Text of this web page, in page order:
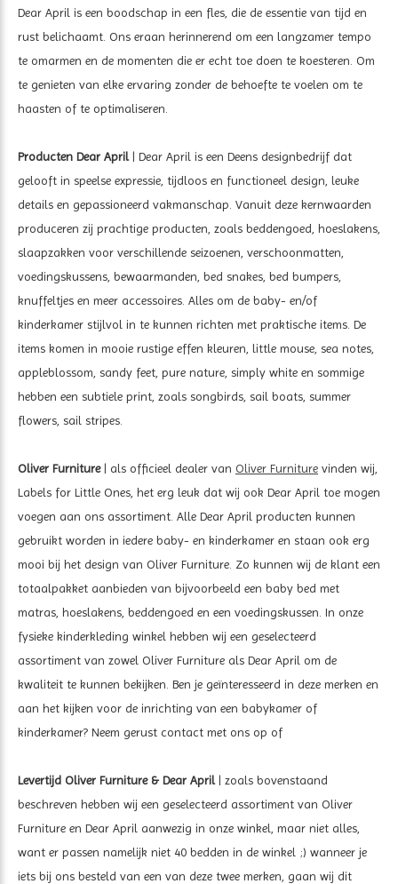
Dear April is een boodschap in een fles, die de essentie van tijd en
rust belichaamt. Ons eraan herinnerend om een langzamer tempo
te omarmen en de momenten die er echt toe doen te koesteren. Om
te genieten van elke ervaring zonder de behoefte te voelen om te
haasten of te optimaliseren.
Producten Dear April | Dear April is een Deens designbedrijf dat
gelooft in speelse expressie, tijdloos en functioneel design, leuke
details en gepassioneerd vakmanschap. Vanuit deze kernwaarden
produceren zij prachtige producten, zoals beddengoed, hoeslakens,
slaapzakken voor verschillende seizoenen, verschoonmatten,
voedingskussens, bewaarmanden, bed snakes, bed bumpers,
knuffeltjes en meer accessoires. Alles om de baby- en/of
kinderkamer stijlvol in te kunnen richten met praktische items. De
items komen in mooie rustige effen kleuren, little mouse, sea notes,
appleblossom, sandy feet, pure nature, simply white en sommige
hebben een subtiele print, zoals songbirds, sail boats, summer
flowers, sail stripes.
Oliver Furniture| als officieel dealer van Oliver Furniture vinden wij,
Labels for Little Ones, het erg leuk dat wij ook Dear April toe mogen
voegen aan ons assortiment. Alle Dear April producten kunnen
gebruikt worden in iedere baby- en kinderkamer en staan ook erg
mooi bij het design van Oliver Furniture. Zo kunnen wij de klant een
totaalpakket aanbieden van bijvoorbeeld een baby bed met
matras, hoeslakens, beddengoed en een voedingskussen. In onze
fysieke kinderkleding winkel hebben wij een geselecteerd
assortiment van zowel Oliver Furniture als Dear April om de
kwaliteit te kunnen bekijken. Ben je geïnteresseerd in deze merken en
aan het kijken voor de inrichting van een babykamer of
kinderkamer? Neem gerust contact met ons op of
Levertijd Oliver Furniture & Dear April | zoals bovenstaand
beschreven hebben wij een geselecteerd assortiment van Oliver
Furniture en Dear April aanwezig in onze winkel, maar niet alles,
want er passen namelijk niet 40 bedden in de winkel ;) wanneer je
iets bij ons besteld van een van deze twee merken, gaan wij dit